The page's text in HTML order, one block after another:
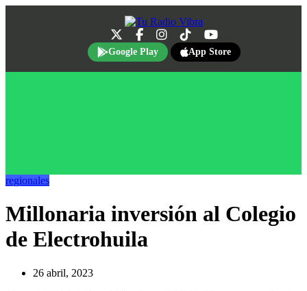
Google Play App Store
regionales
Millonaria inversión al Colegio
de Electrohuila
26 abril, 2023